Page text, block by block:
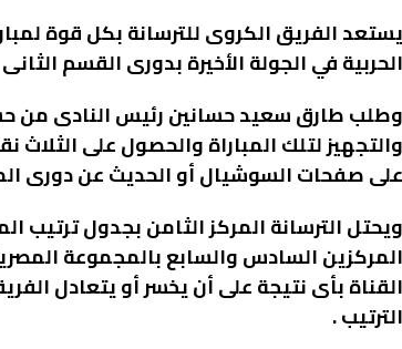
يستعد الفريق الكروى للترسانة بكل قوة
الحربية في الجولة الأخيرة بدورى القسم الثانى
وطلب طارق سعيد حسانين رئيس النادى من
والتجهيز لتلك المباراة والحصول على الثلاث
على صفحات السوشيال أو الحديث عن دورى
المركزين السادس والسابع بالمجموعة
القناة بأى نتيجة على أن يخسر أو يتعادل
الترتيب .